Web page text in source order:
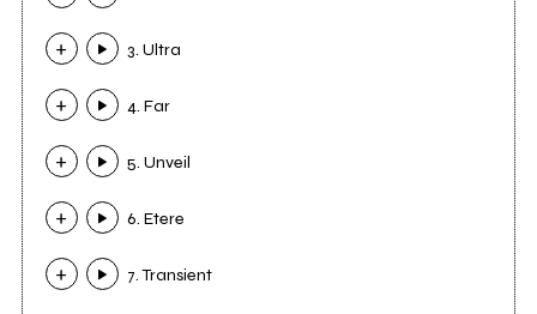
3. Ultra
4. Far
5. Unveil
6. Etere
7. Transient